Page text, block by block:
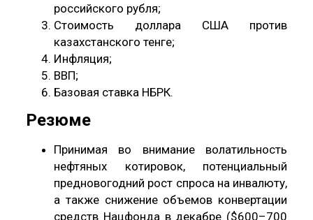
российского рубля;
Стоимость доллара США против
казахстанского тенге;
Инфляция;
ВВП;
Базовая ставка НБРК.
Резюме
Принимая во внимание волатильность
нефтяных котировок, потенциальный
предновогодний рост спроса на инвалюту,
а также снижение объемов конвертации
средств Нацфонда в декабре ($600–700